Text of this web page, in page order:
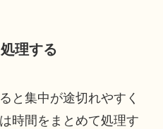
理する
と集中が途切れやすく
時間をまとめて処理す